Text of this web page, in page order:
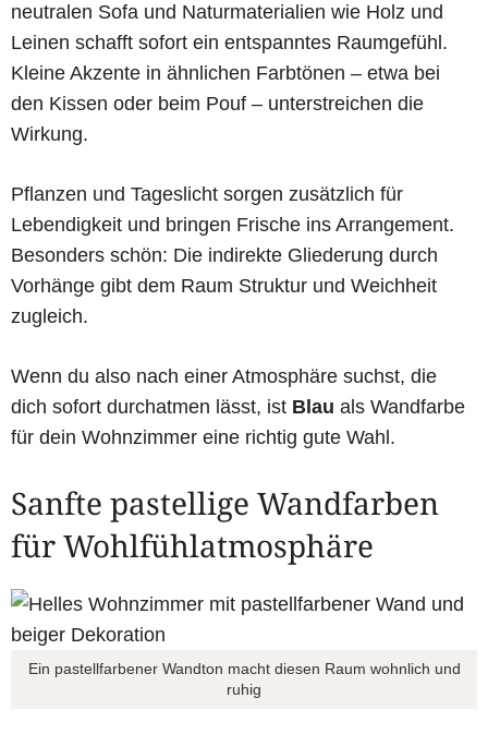
neutralen Sofa und Naturmaterialien wie Holz und
Leinen schafft sofort ein entspanntes Raumgefühl.
Kleine Akzente in ähnlichen Farbtönen – etwa bei
den Kissen oder beim Pouf – unterstreichen die
Wirkung.
Pflanzen und Tageslicht sorgen zusätzlich für
Lebendigkeit und bringen Frische ins Arrangement.
Besonders schön: Die indirekte Gliederung durch
Vorhänge gibt dem Raum Struktur und Weichheit
zugleich.
Wenn du also nach einer Atmosphäre suchst, die
dich sofort durchatmen lässt, ist Blau als Wandfarbe
für dein Wohnzimmer eine richtig gute Wahl.
Sanfte pastellige Wandfarben
für Wohlfühlatmosphäre
Ein pastellfarbener Wandton macht diesen Raum wohnlich und
ruhig